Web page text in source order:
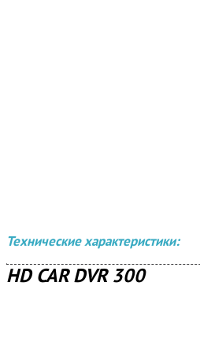
Технические характеристики:
HD CAR DVR 300